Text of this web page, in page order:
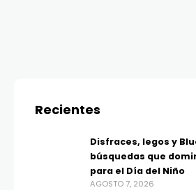
Recientes
Disfraces, legos y
búsquedas que
para el Día del Niño
AGOSTO 7, 2026